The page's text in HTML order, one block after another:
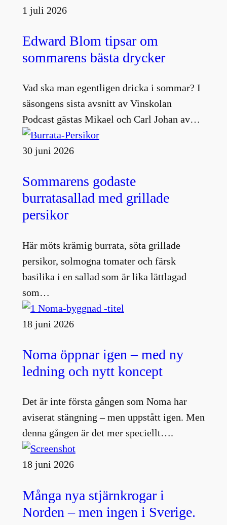
1 juli 2026
Edward Blom tipsar om
sommarens bästa drycker
Vad ska man egentligen dricka i sommar? I
säsongens sista avsnitt av Vinskolan
Podcast gästas Mikael och Carl Johan av…
30 juni 2026
Sommarens godaste
burratasallad med grillade
persikor
Här möts krämig burrata, söta grillade
persikor, solmogna tomater och färsk
basilika i en sallad som är lika lättlagad
som…
18 juni 2026
Noma öppnar igen – med ny
ledning och nytt koncept
Det är inte första gången som Noma har
aviserat stängning – men uppstått igen. Men
denna gången är det mer speciellt….
18 juni 2026
Många nya stjärnkrogar i
Norden – men ingen i Sverige.